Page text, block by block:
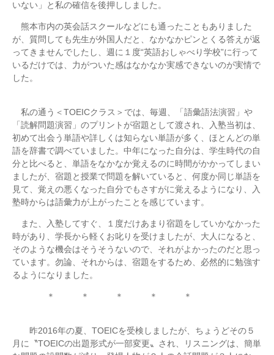
いない」と私の確信を後押ししました。
熊本市内の英会話スクールなどにも通ったこともありました
が、質問しても先生が外国人だと、なかなかピンとくる答えが返
ってきませんでしたし、週に１度“英語おしゃべり学校”に行って
いるだけでは、力がついた感はなかなか実感できないのが実情で
した。
私の通う＜TOEICクラス＞では、毎週、「語彙語法演習」や
「読解問題演習」のプリントが宿題として渡され、入塾当初は、
初めて出会う単語や詳しくは知らない単語が多く、ほとんどの単
語を辞書で調べていました。中年になった自分は、学生時代の自
分と比べると、単語をなかなか覚えるのに時間がかかってしまい
ましたが、宿題と授業で問題を解いていると、何度か同じ単語を
見て、覚えの悪くなった自分でもさすがに覚えるようになり、入
塾時からは語彙力が上がったことを感じています。
また、入塾してすぐ、１度だけあまり宿題をしていかなかった
時があり、学長から軽くお叱りを受けましたが、大人になると、
そのような機会はそうそうないので、それがよかったのだと思っ
ています。勿論、それからは、宿題をするため、必然的に勉強す
るようになりました。
＊ ＊ ＊ ＊ ＊
昨2016年の夏、TOEICを受検しましたが、ちょうどその５
月に〝TOEICの出題形式が一部変更〟され、リスニングは、簡単